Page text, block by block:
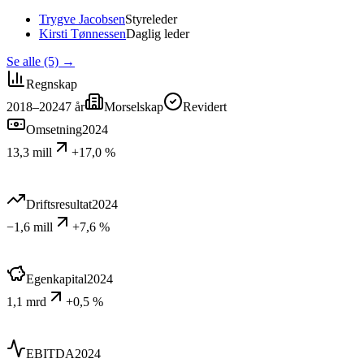
Trygve JacobsenStyreleder
Kirsti TønnessenDaglig leder
Se alle (5) →
Regnskap
2018–20247 år Morselskap
Revidert
Omsetning2024
13,3 mill
+17,0 %
Driftsresultat2024
−1,6 mill
+7,6 %
Egenkapital2024
1,1 mrd
+0,5 %
EBITDA2024